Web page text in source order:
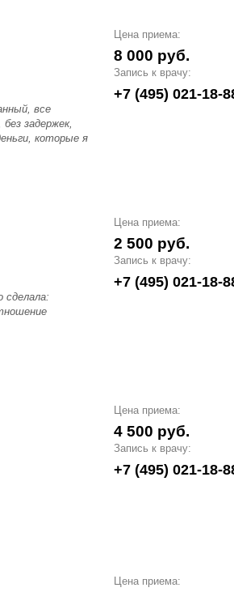
все
задержек,
которые я
Цена приема:
8 000 руб.
Запись к врачу:
+7 (495) 021-18-
Цена приема:
2 500 руб.
Запись к врачу:
+7 (495) 021-18-
Цена приема:
4 500 руб.
Запись к врачу:
+7 (495) 021-18-
Цена приема: